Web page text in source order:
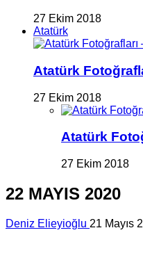
27 Ekim 2018
Atatürk
Atatürk
27 Ekim 2018
Atatürk
27 Ekim 2018
22 MAYIS 2020
Deniz Elieyioğlu 21 Mayıs